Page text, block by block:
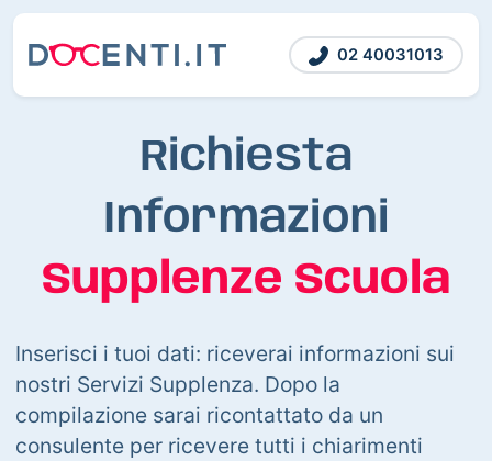
02 40031013
Richiesta
Informazioni
Supplenze Scuola
Inserisci i tuoi dati: riceverai informazioni sui
nostri Servizi Supplenza. Dopo la
compilazione sarai ricontattato da un
consulente per ricevere tutti i chiarimenti